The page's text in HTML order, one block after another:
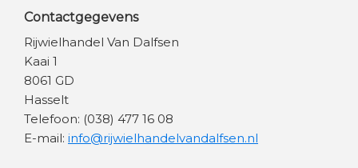
Contactgegevens
Rijwielhandel Van Dalfsen
Kaai 1
8061 GD
Hasselt
Telefoon: (038) 477 16 08
E-mail: info@rijwielhandelvandalfsen.nl